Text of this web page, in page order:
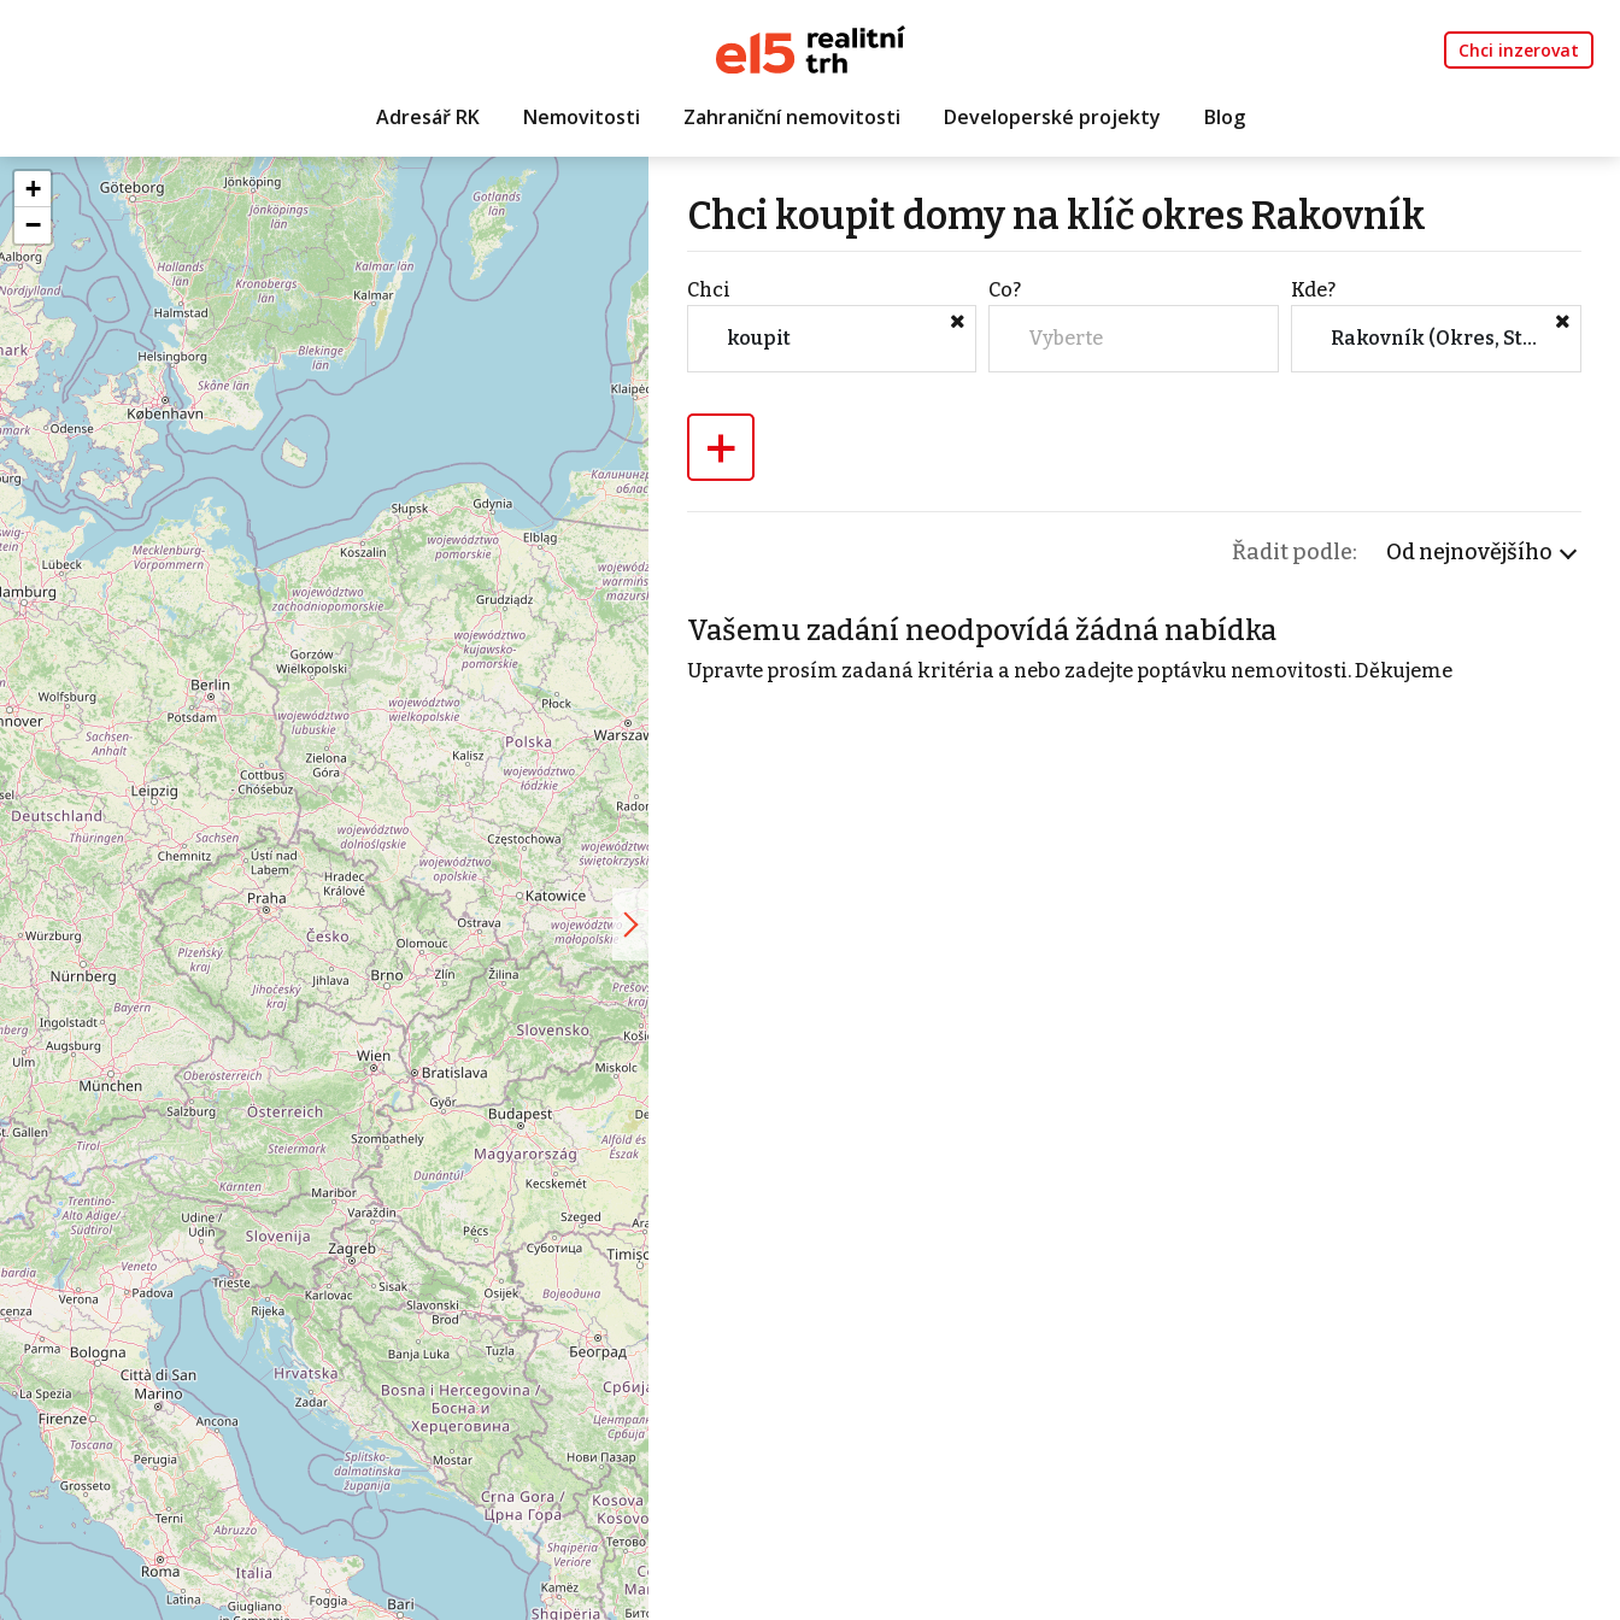
Chci inzerovat
Adresář RK Nemovitosti Zahraniční nemovitosti Developerské projekty Blog
+
−
Chci koupit domy na klíč okres Rakovník
Chci
koupit
Co?
Vyberte
Kde?
Rakovník (Okres, Středočeský kraj)
+
Řadit podle: Od nejnovějšího
Vašemu zadání neodpovídá žádná nabídka
Upravte prosím zadaná kritéria a nebo zadejte poptávku nemovitosti. Děkujeme